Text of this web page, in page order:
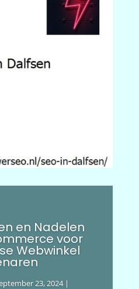
en Nadelen
voor
Webwinkel
23, 2024|